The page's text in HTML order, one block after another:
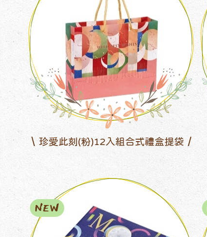
珍愛此刻(粉)12入組合式禮盒提袋
NEW